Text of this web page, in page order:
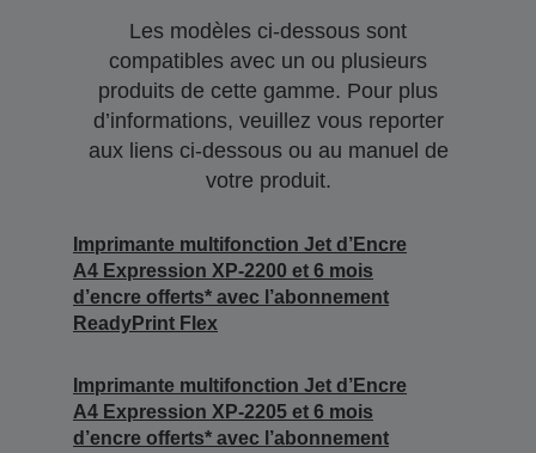
Les modèles ci-dessous sont
compatibles avec un ou plusieurs
produits de cette gamme. Pour plus
d’informations, veuillez vous reporter
aux liens ci-dessous ou au manuel de
votre produit.
Imprimante multifonction Jet d’Encre
A4 Expression XP-2200 et 6 mois
d’encre offerts* avec l’abonnement
ReadyPrint Flex
Imprimante multifonction Jet d’Encre
A4 Expression XP-2205 et 6 mois
d’encre offerts* avec l’abonnement